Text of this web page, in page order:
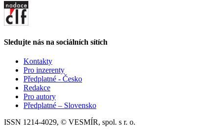
Sledujte nás na sociálních sítích
Kontakty
Pro inzerenty
Předplatné - Česko
Redakce
Pro autory
Předplatné – Slovensko
ISSN 1214-4029, © VESMÍR, spol. s r. o.